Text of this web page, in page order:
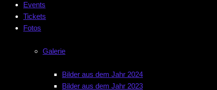
Events
Tickets
Fotos
Galerie
Bilder aus dem Jahr 2024
Bilder aus dem Jahr 2023